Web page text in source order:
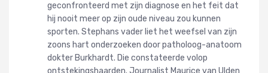
geconfronteerd met zijn diagnose en het feit dat
hij nooit meer op zijn oude niveau zou kunnen
sporten. Stephans vader liet het weefsel van zijn
zoons hart onderzoeken door patholoog-anatoom
dokter Burkhardt. Die constateerde volop
ontstekingshaarden. Journalist Maurice van Ulden